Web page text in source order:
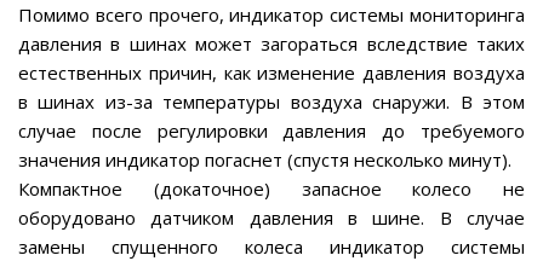
Помимо всего прочего, индикатор системы мониторинга
давления в шинах может загораться вследствие таких
естественных причин, как изменение давления воздуха
в шинах из-за температуры воздуха снаружи. В этом
случае после регулировки давления до требуемого
значения индикатор погаснет (спустя несколько минут).
Компактное (докаточное) запасное колесо не
оборудовано датчиком давления в шине. В случае
замены спущенного колеса индикатор системы